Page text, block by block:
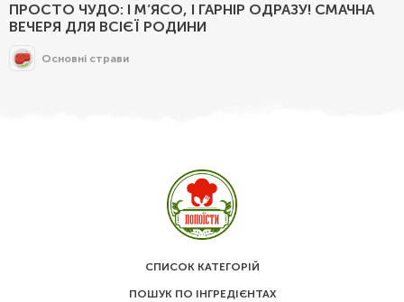
ПРОСТО ЧУДО: І М’ЯСО, І ГАРНІР ОДРАЗУ! СМАЧНА
ВЕЧЕРЯ ДЛЯ ВСІЄЇ РОДИНИ
Основні страви
СПИСОК КАТЕГОРІЙ
ПОШУК ПО ІНГРЕДІЄНТАХ